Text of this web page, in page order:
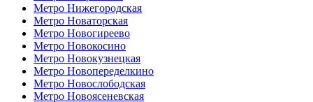
Метро Нижегородская
Метро Новаторская
Метро Новогиреево
Метро Новокосино
Метро Новокузнецкая
Метро Новопеределкино
Метро Новослободская
Метро Новоясеневская